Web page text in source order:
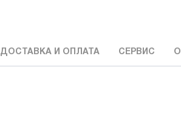
ДОСТАВКА И ОПЛАТА СЕРВИС